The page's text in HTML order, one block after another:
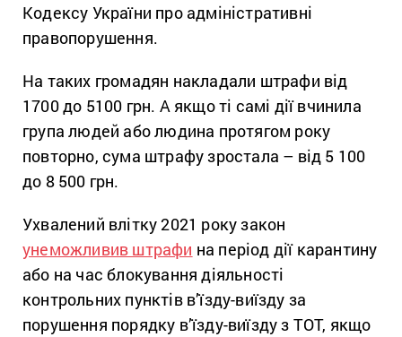
Кодексу України про адміністративні
правопорушення.
На таких громадян накладали штрафи від
1700 до 5100 грн. А якщо ті самі дії вчинила
група людей або людина протягом року
повторно, сума штрафу зростала – від 5 100
до 8 500 грн.
Ухвалений влітку 2021 року закон
унеможливив штрафи на період дії карантину
або на час блокування діяльності
контрольних пунктів в’їзду-виїзду за
порушення порядку в’їзду-виїзду з ТОТ, якщо